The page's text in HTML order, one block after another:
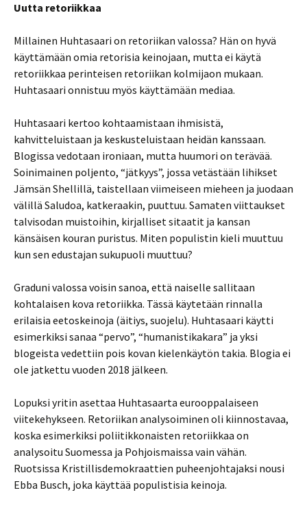
Uutta retoriikkaa
Millainen Huhtasaari on retoriikan valossa? Hän on hyvä
käyttämään omia retorisia keinojaan, mutta ei käytä
retoriikkaa perinteisen retoriikan kolmijaon mukaan.
Huhtasaari onnistuu myös käyttämään mediaa.
Huhtasaari kertoo kohtaamistaan ihmisistä,
kahvitteluistaan ja keskusteluistaan heidän kanssaan.
Blogissa vedotaan ironiaan, mutta huumori on terävää.
Soinimainen poljento, “jätkyys”, jossa vetästään lihikset
Jämsän Shellillä, taistellaan viimeiseen mieheen ja juodaan
välillä Saludoa, katkeraakin, puuttuu. Samaten viittaukset
talvisodan muistoihin, kirjalliset sitaatit ja kansan
känsäisen kouran puristus. Miten populistin kieli muuttuu
kun sen edustajan sukupuoli muuttuu?
Graduni valossa voisin sanoa, että naiselle sallitaan
kohtalaisen kova retoriikka. Tässä käytetään rinnalla
erilaisia eetoskeinoja (äitiys, suojelu). Huhtasaari käytti
esimerkiksi sanaa “pervo”, “humanistikakara” ja yksi
blogeista vedettiin pois kovan kielenkäytön takia. Blogia ei
ole jatkettu vuoden 2018 jälkeen.
Lopuksi yritin asettaa Huhtasaarta eurooppalaiseen
viitekehykseen. Retoriikan analysoiminen oli kiinnostavaa,
koska esimerkiksi poliitikkonaisten retoriikkaa on
analysoitu Suomessa ja Pohjoismaissa vain vähän.
Ruotsissa Kristillisdemokraattien puheenjohtajaksi nousi
Ebba Busch, joka käyttää populistisia keinoja.